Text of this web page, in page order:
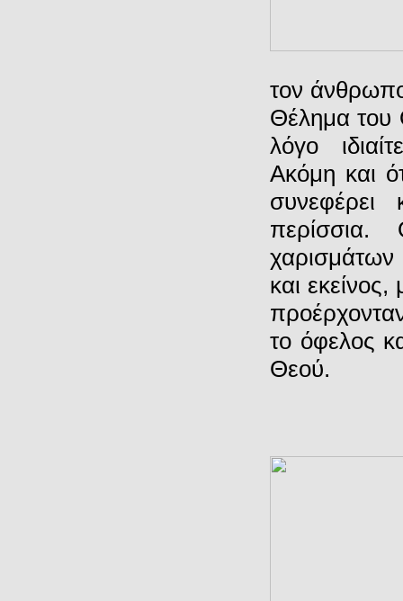
τον
Θέλημα του
λόγο
Aκόμη και
χαρισμάτων
και
το όφελος
Θεού.